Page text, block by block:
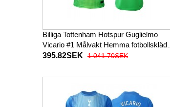
Billiga Tottenham Hotspur Guglielmo
Vicario #1 Målvakt Hemma fotbollskläder
2025-26 Kortärmad
395.82SEK 1 041.70SEK